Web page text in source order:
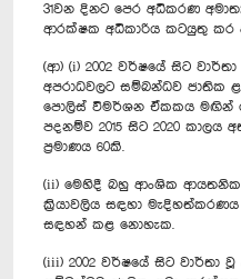
31වන දිනට පෙර අධිකරණ
ආරක්ෂක අධිකාරිය කටයුතු කර
(ආ) (i) 2002 වර්ෂයේ සිට
අපරාධවලට සම්බන්ධව ජාතික
පොලිස් විමර්ශන ඒකකය මඟින්
පදනම්ව 2015 සිට 2020
ප්‍රමාණය 60කි.
(ii) මෙහිදී බහු ආංශික
ක්‍රියාවලිය සඳහා
සඳහන් කළ නොහැක.
(iii) 2002 වර්ෂයේ සිට වාර්තා